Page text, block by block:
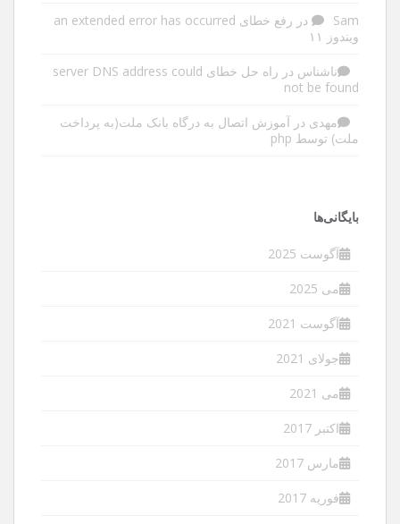
Sam در
رفع خطای an extended error has occurred
ویندوز ۱۱
ناشناس در
راه حل خطای server DNS address could
not be found
مهدی در
آموزش اتصال به درگاه بانک ملت(به پرداخت
ملت) توسط php
بایگانی‌ها
آگوست 2025
می 2025
آگوست 2021
جولای 2021
می 2021
اکتبر 2017
مارس 2017
فوریه 2017